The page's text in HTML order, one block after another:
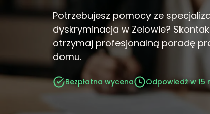
Potrzebujesz pomocy ze
dyskryminacja w Zelowie?
otrzymaj profesjonalną poradę
domu.
Bezpłatna wycena Odpowiedź w 15